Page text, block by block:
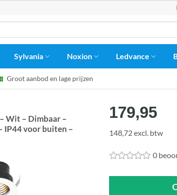
Sylvania Noxion Ledvance
Groot aanbod en lage prijzen
Wit – Dimbaar –
IP44 voor buiten –
179,95
148,72 excl. btw
0